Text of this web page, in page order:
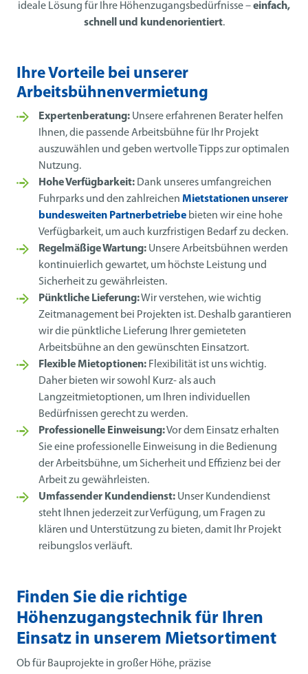
ideale Lösung für Ihre Höhenzugangsbedürfnisse –einfach,
schnell und kundenorientiert.
Ihre Vorteile bei unserer
Arbeitsbühnenvermietung
Expertenberatung: Unsere erfahrenen Berater helfen
Ihnen, die passende Arbeitsbühne für Ihr Projekt
auszuwählen und geben wertvolle Tipps zur optimalen
Nutzung.
Hohe Verfügbarkeit: Dank unseres umfangreichen
Fuhrparks und den zahlreichen Mietstationen unserer
bundesweiten Partnerbetriebe bieten wir eine hohe
Verfügbarkeit, um auch kurzfristigen Bedarf zu decken.
Regelmäßige Wartung: Unsere Arbeitsbühnen werden
kontinuierlich gewartet, um höchste Leistung und
Sicherheit zu gewährleisten.
Pünktliche Lieferung:Wir verstehen, wie wichtig
Zeitmanagement bei Projekten ist. Deshalb garantieren
wir die pünktliche Lieferung Ihrer gemieteten
Arbeitsbühne an den gewünschten Einsatzort.
Flexible Mietoptionen: Flexibilität ist uns wichtig.
Daher bieten wir sowohl Kurz- als auch
Langzeitmietoptionen, um Ihren individuellen
Bedürfnissen gerecht zu werden.
Professionelle Einweisung:Vor dem Einsatz erhalten
Sie eine professionelle Einweisung in die Bedienung
der Arbeitsbühne, um Sicherheit und Effizienz bei der
Arbeit zu gewährleisten.
Umfassender Kundendienst: Unser Kundendienst
steht Ihnen jederzeit zur Verfügung, um Fragen zu
klären und Unterstützung zu bieten, damit Ihr Projekt
reibungslos verläuft.
Finden Sie die richtige
Höhenzugangstechnik für Ihren
Einsatz in unserem Mietsortiment
Ob für Bauprojekte in großer Höhe, präzise